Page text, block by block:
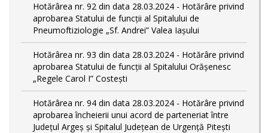
Hotărârea nr. 92 din data 28.03.2024 - Hotărâre privind
aprobarea Statului de funcţii al Spitalului de
Pneumoftiziologie „Sf. Andrei” Valea Iașului
Hotărârea nr. 93 din data 28.03.2024 - Hotărâre privind
aprobarea Statului de funcţii al Spitalului Orășenesc
„Regele Carol I” Costești
Hotărârea nr. 94 din data 28.03.2024 - Hotărâre privind
aprobarea încheierii unui acord de parteneriat între
Județul Argeș și Spitalul Județean de Urgență Pitești